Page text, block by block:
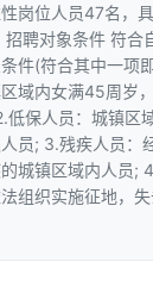
岗位人员47名，
招聘对象条件 符合
件(符合其中一项
域内女满45周岁
低保人员：城镇区
员; 3.残疾人员：
城镇区域内人员;
组织实施征地，